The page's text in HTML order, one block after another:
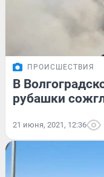
ПРОИСШЕСТВИЯ
В
рубашки
21 июня, 2021, 12:36